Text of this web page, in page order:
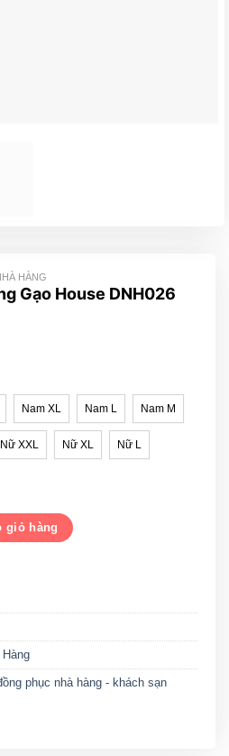
HÀNG
Gạo House DNH026
Nam XL Nam L Nam M
Nữ XXL Nữ XL Nữ L
DNH026 số lượng
giỏ hàng
phục nhà hàng - khách sạn